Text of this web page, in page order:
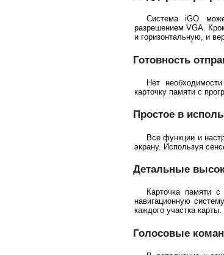
Система iGO
разрешением VGA.
и горизонтальную, и
Готовность
Нет
карточку памяти с
Простое в
Все функции и
экрану. Используя
Детальные
Карточка памяти
навигационную
каждого участка карты.
Голосовые